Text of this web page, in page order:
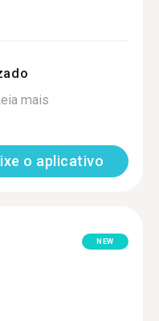
mais
o aplicativo
NEW